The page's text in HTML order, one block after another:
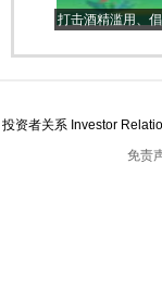
打击酒精滥用、
投资者关系 Investor
免责